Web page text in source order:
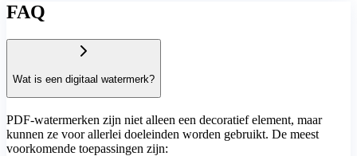
FAQ
Wat is een digitaal watermerk?
PDF-watermerken zijn niet alleen een decoratief element, maar
kunnen ze voor allerlei doeleinden worden gebruikt. De meest
voorkomende toepassingen zijn: